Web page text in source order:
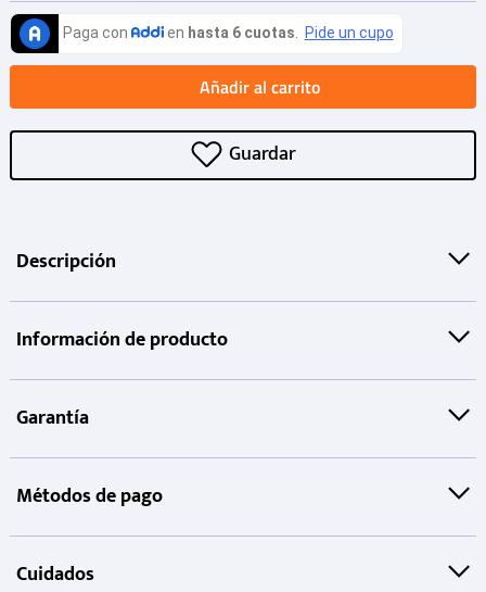
Añadir al carrito
Descripción
Información de producto
Garantía
Métodos de pago
Cuidados